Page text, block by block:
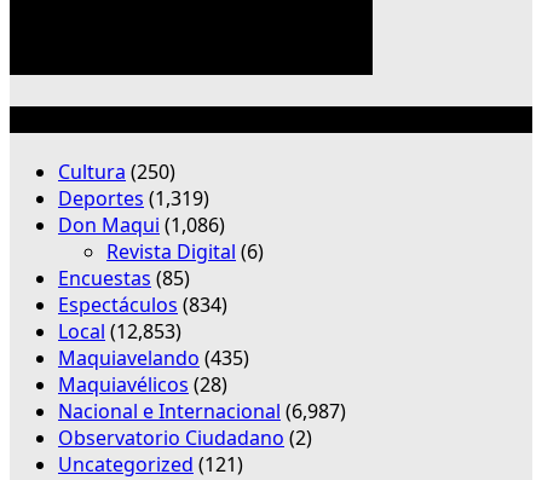
Cultura (250)
Deportes (1,319)
Don Maqui (1,086)
Revista Digital (6)
Encuestas (85)
Espectáculos (834)
Local (12,853)
Maquiavelando (435)
Maquiavélicos (28)
Nacional e Internacional (6,987)
Observatorio Ciudadano (2)
Uncategorized (121)